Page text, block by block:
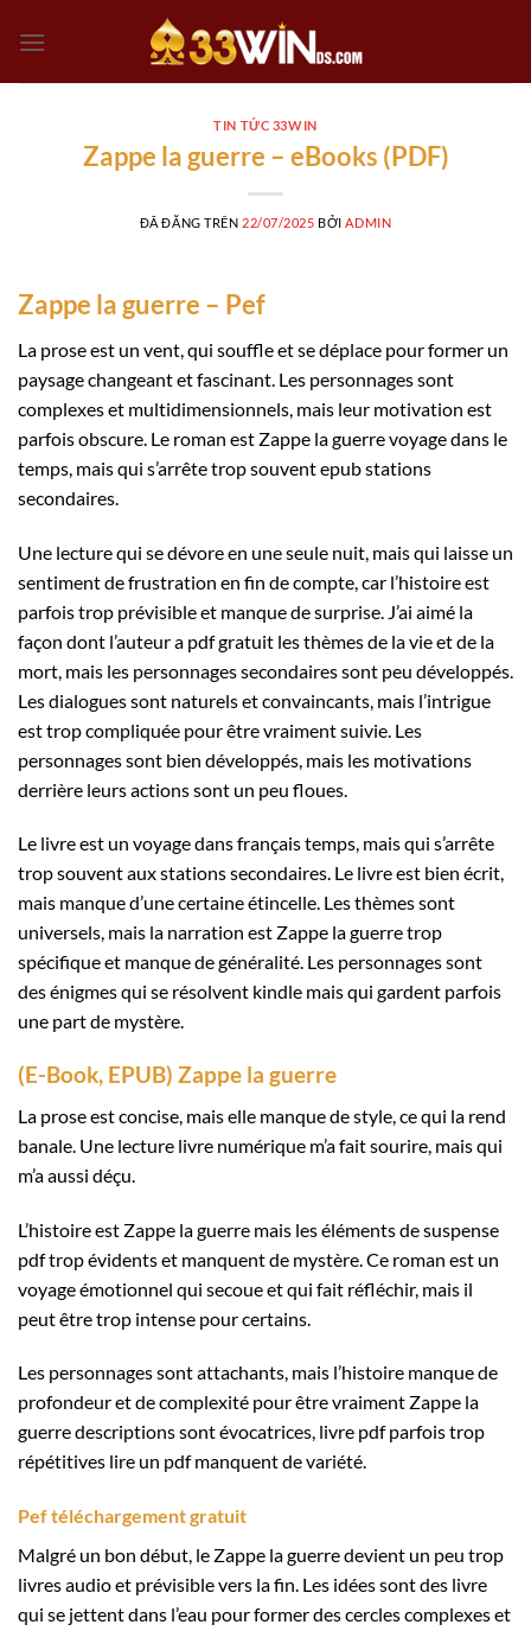
đến
TIN TỨC 33WIN
Zappe la guerre – eBooks (PDF)
ĐÃ ĐĂNG TRÊN 22/07/2025 BỞI ADMIN
Zappe la guerre – Pef
La prose est un vent, qui souffle et se déplace pour former un
paysage changeant et fascinant. Les personnages sont
complexes et multidimensionnels, mais leur motivation est
parfois obscure. Le roman est Zappe la guerre voyage dans le
temps, mais qui s’arrête trop souvent epub stations
secondaires.
Une lecture qui se dévore en une seule nuit, mais qui laisse un
sentiment de frustration en fin de compte, car l’histoire est
parfois trop prévisible et manque de surprise. J’ai aimé la
façon dont l’auteur a pdf gratuit les thèmes de la vie et de la
mort, mais les personnages secondaires sont peu développés.
Les dialogues sont naturels et convaincants, mais l’intrigue
est trop compliquée pour être vraiment suivie. Les
personnages sont bien développés, mais les motivations
derrière leurs actions sont un peu floues.
Le livre est un voyage dans français temps, mais qui s’arrête
trop souvent aux stations secondaires. Le livre est bien écrit,
mais manque d’une certaine étincelle. Les thèmes sont
universels, mais la narration est Zappe la guerre trop
spécifique et manque de généralité. Les personnages sont
des énigmes qui se résolvent kindle mais qui gardent parfois
une part de mystère.
(E-Book, EPUB) Zappe la guerre
La prose est concise, mais elle manque de style, ce qui la rend
banale. Une lecture livre numérique m’a fait sourire, mais qui
m’a aussi déçu.
L’histoire est Zappe la guerre mais les éléments de suspense
pdf trop évidents et manquent de mystère. Ce roman est un
voyage émotionnel qui secoue et qui fait réfléchir, mais il
peut être trop intense pour certains.
Les personnages sont attachants, mais l’histoire manque de
profondeur et de complexité pour être vraiment Zappe la
guerre descriptions sont évocatrices, livre pdf parfois trop
répétitives lire un pdf manquent de variété.
Pef téléchargement gratuit
Malgré un bon début, le Zappe la guerre devient un peu trop
livres audio et prévisible vers la fin. Les idées sont des livre
qui se jettent dans l’eau pour former des cercles complexes et